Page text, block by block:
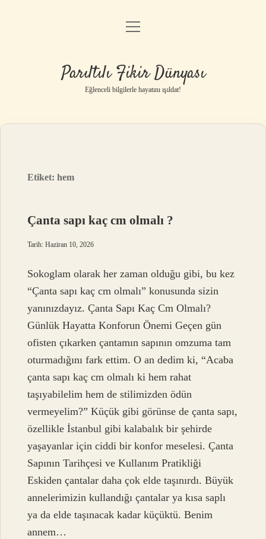
Anasayfa
Yasal Uyarı
menüyü
Parıltılı Fikir Dünyası
Eğlenceli bilgilerle hayatını ışıldat!
Etiket:hem
Çanta sapı kaç cm olmalı ?
Tarih: Haziran 10, 2026
Sokoglam olarak her zaman olduğu gibi, bu kez
“Çanta sapı kaç cm olmalı” konusunda sizin
yanınızdayız. Çanta Sapı Kaç Cm Olmalı?
Günlük Hayatta Konforun Önemi Geçen gün
ofisten çıkarken çantamın sapının omzuma tam
oturmadığını fark ettim. O an dedim ki, “Acaba
çanta sapı kaç cm olmalı ki hem rahat
taşıyabilelim hem de stilimizden ödün
vermeyelim?” Küçük gibi görünse de çanta sapı,
özellikle İstanbul gibi kalabalık bir şehirde
yaşayanlar için ciddi bir konfor meselesi. Çanta
Sapının Tarihçesi ve Kullanım Pratikliği
Eskiden çantalar daha çok elde taşınırdı. Büyük
annelerimizin kullandığı çantalar ya kısa saplı
ya da elde taşınacak kadar küçüktü. Benim
annem…